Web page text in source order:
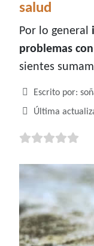
salud
Por lo general
problemas
sientes
Detalles
Escrito por:
Última